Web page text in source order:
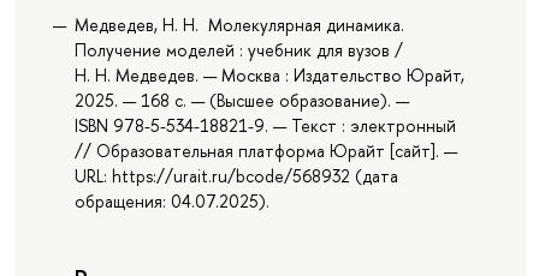
Медведев, Н. Н. Молекулярная динамика.
Получение моделей : учебник для вузов /
Н. Н. Медведев. — Москва : Издательство Юрайт,
2025. — 168 с. — (Высшее образование). —
ISBN 978-5-534-18821-9. — Текст : электронный
// Образовательная платформа Юрайт [сайт]. —
URL: https://urait.ru/bcode/568932 (дата
обращения: 04.07.2025).